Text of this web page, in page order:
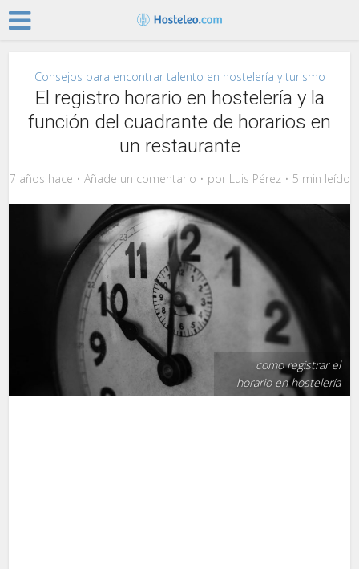
Consejos para encontrar talento en hostelería y turismo
El registro horario en hostelería y la
función del cuadrante de horarios en
un restaurante
7 años hace Añade un comentario por Luis Pérez 5 min leído
como registrar el
horario en hostelería